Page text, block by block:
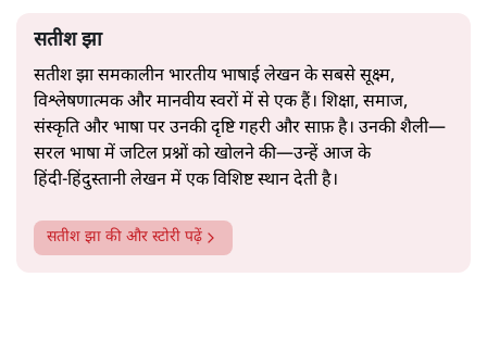
सतीश झा
सतीश झा समकालीन भारतीय भाषाई लेखन के सबसे सूक्ष्म,
विश्लेषणात्मक और मानवीय स्वरों में से एक हैं। शिक्षा, समाज,
संस्कृति और भाषा पर उनकी दृष्टि गहरी और साफ़ है। उनकी शैली—
सरल भाषा में जटिल प्रश्नों को खोलने की—उन्हें आज के
हिंदी‑हिंदुस्तानी लेखन में एक विशिष्ट स्थान देती है।
सतीश झा की और स्टोरी पढ़ें